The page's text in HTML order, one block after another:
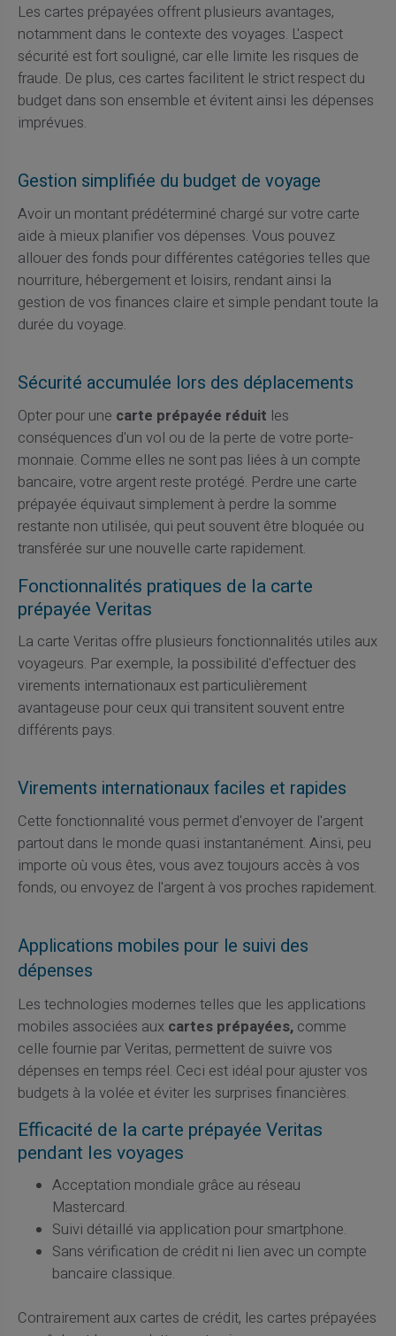
Les cartes prépayées offrent plusieurs avantages,
notamment dans le contexte des voyages. L'aspect
sécurité est fort souligné, car elle limite les risques de
fraude. De plus, ces cartes facilitent le strict respect du
budget dans son ensemble et évitent ainsi les dépenses
imprévues.
Gestion simplifiée du budget de voyage
Avoir un montant prédéterminé chargé sur votre carte
aide à mieux planifier vos dépenses. Vous pouvez
allouer des fonds pour différentes catégories telles que
nourriture, hébergement et loisirs, rendant ainsi la
gestion de vos finances claire et simple pendant toute la
durée du voyage.
Sécurité accumulée lors des déplacements
Opter pour une carte prépayée réduit les
conséquences d'un vol ou de la perte de votre porte-
monnaie. Comme elles ne sont pas liées à un compte
bancaire, votre argent reste protégé. Perdre une carte
prépayée équivaut simplement à perdre la somme
restante non utilisée, qui peut souvent être bloquée ou
transférée sur une nouvelle carte rapidement.
Fonctionnalités pratiques de la carte
prépayée Veritas
La carte Veritas offre plusieurs fonctionnalités utiles aux
voyageurs. Par exemple, la possibilité d'effectuer des
virements internationaux est particulièrement
avantageuse pour ceux qui transitent souvent entre
différents pays.
Virements internationaux faciles et rapides
Cette fonctionnalité vous permet d'envoyer de l'argent
partout dans le monde quasi instantanément. Ainsi, peu
importe où vous êtes, vous avez toujours accès à vos
fonds, ou envoyez de l'argent à vos proches rapidement.
Applications mobiles pour le suivi des
dépenses
Les technologies modernes telles que les applications
mobiles associées aux cartes prépayées,comme
celle fournie par Veritas, permettent de suivre vos
dépenses en temps réel. Ceci est idéal pour ajuster vos
budgets à la volée et éviter les surprises financières.
Efficacité de la carte prépayée Veritas
pendant les voyages
Acceptation mondiale grâce au réseau
Mastercard.
Suivi détaillé via application pour smartphone.
Sans vérification de crédit ni lien avec un compte
bancaire classique.
Contrairement aux cartes de crédit, les cartes prépayées